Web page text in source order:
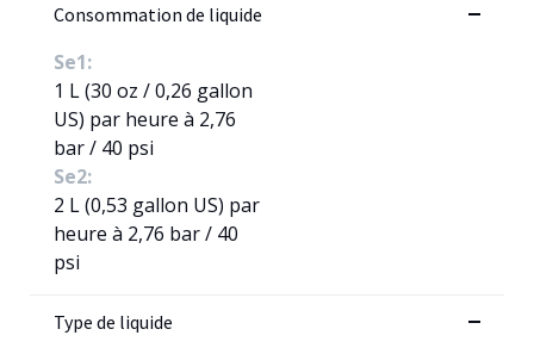
Consommation de liquide
Se1:
1 L (30 oz / 0,26 gallon
US) par heure à 2,76
bar / 40 psi
Se2:
2 L (0,53 gallon US) par
heure à 2,76 bar / 40
psi
Type de liquide